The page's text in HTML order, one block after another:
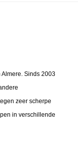
Sinds 2003
zeer scherpe
in verschillende